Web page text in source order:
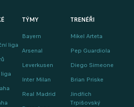
liga
TÝMY
Bayern
Arsenal
Leverkusen
Inter Milan
Real Madrid
TRENÉŘI
Mikel Arteta
Pep Guardiola
Diego Simeone
Brian Priske
Jindřich
Trpišovský